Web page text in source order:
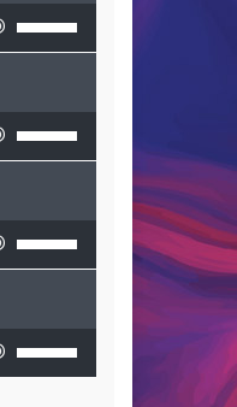
Utilisez les flèches haut/
Utilisez les flèches haut/